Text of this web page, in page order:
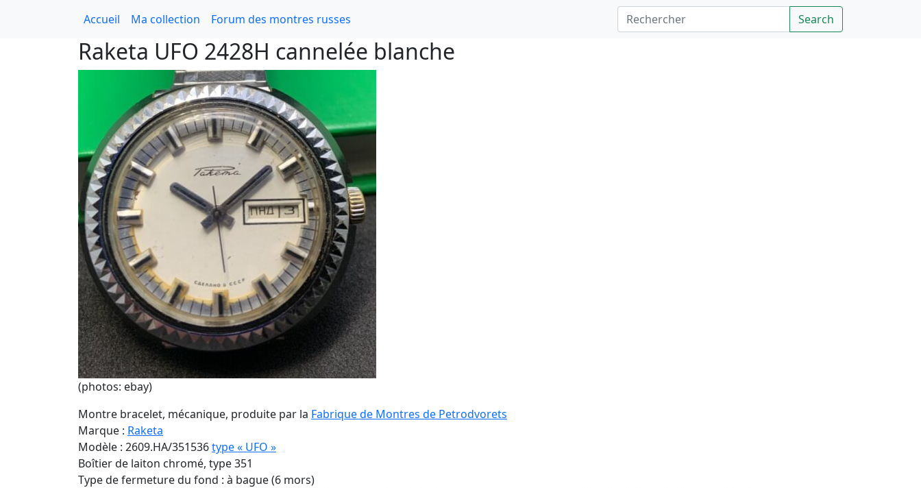
Accueil Ma collection Forum des montres russes Rechercher
Search
Raketa UFO 2428H cannelée blanche
(photos: ebay)
Montre bracelet, mécanique, produite par la Fabrique de Montres de Petrodvorets
Marque : Raketa
Modèle : 2609.HA/351536type « UFO »
Boîtier de laiton chromé, type 351
Type de fermeture du fond : à bague (6 mors)